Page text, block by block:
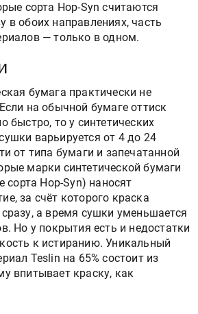
сорта Hop-Syn считаются
в обоих направлениях, часть
— только в одном.
бумага практически не
на обычной бумаге оттиск
быстро, то у синтетических
варьируется от 4 до 24
от типа бумаги и запечатанной
марки синтетической бумаги
сорта Hop-Syn) наносят
за счёт которого краска
а время сушки уменьшается
Но у покрытия есть и недостатки
к истиранию. Уникальный
Teslin на 65% состоит из
впитывает краску, как